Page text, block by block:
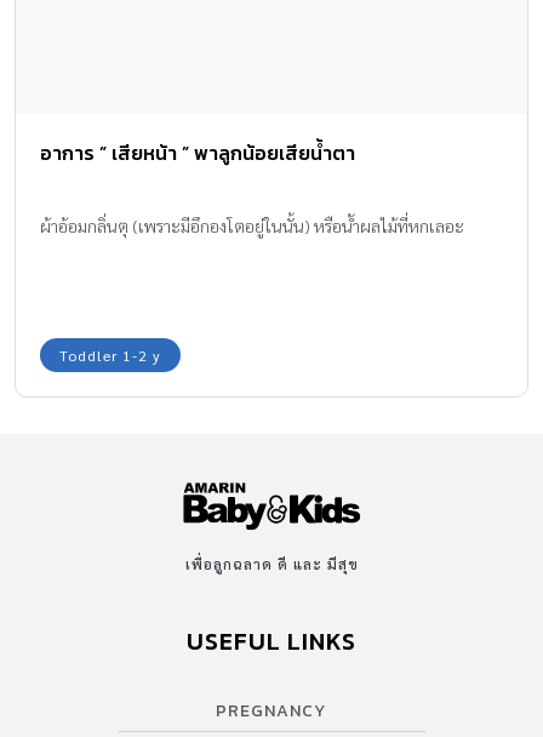
อาการ ” เสียหน้า ” พาลูกน้อยเสียน้ำตา
ผ้าอ้อมกลิ่นตุ (เพราะมีอึกองโตอยู่ในนั้น) หรือน้ำผลไม้ที่หกเลอะ
Toddler 1-2 y
เพื่อลูกฉลาด ดี และ มีสุข
USEFUL LINKS
PREGNANCY